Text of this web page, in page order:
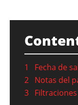
1
Fecha de
2 Notas del
3 Filtraciones